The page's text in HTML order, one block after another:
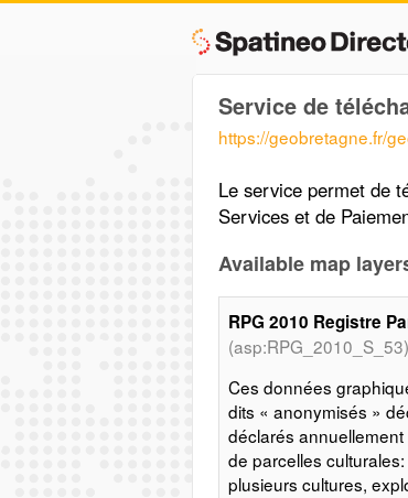
Service de
https://geobretagne.fr/
Le service permet de
Services et de
Available map
RPG 2010 Registre
(asp:RPG_2010_S_53)
Ces données
dits « anonymisés »
déclarés
de parcelles
plusieurs cultures,